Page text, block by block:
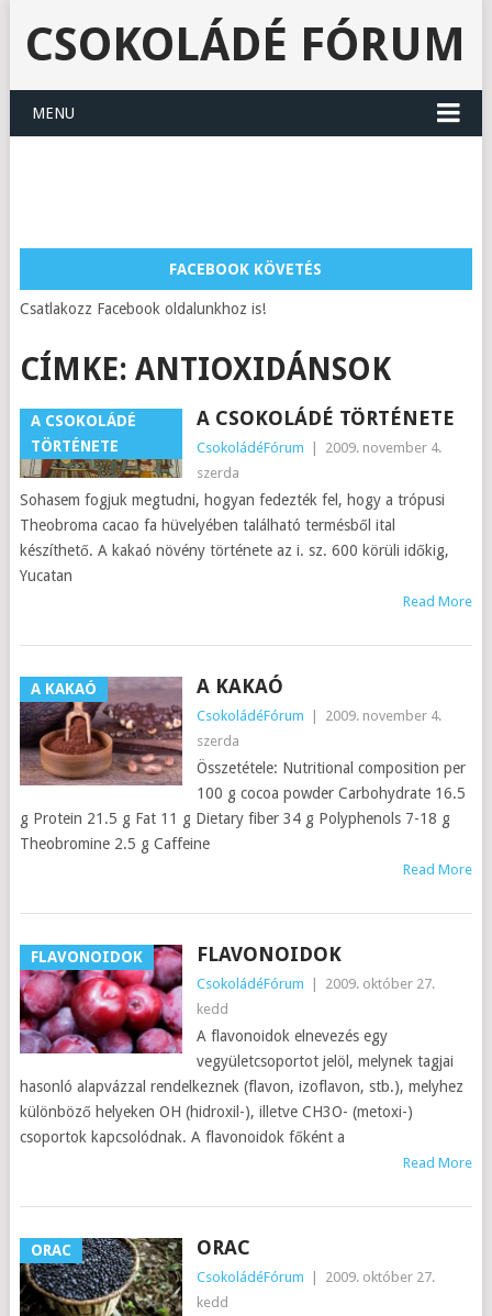
CSOKOLÁDÉ FÓRUM
MENU
FACEBOOK KÖVETÉS
Csatlakozz Facebook oldalunkhoz is!
CÍMKE: ANTIOXIDÁNSOK
A CSOKOLÁDÉ
TÖRTÉNETE
A CSOKOLÁDÉ TÖRTÉNETE
CsokoládéFórum
2009. november 4.
szerda
Sohasem fogjuk megtudni, hogyan fedezték fel, hogy a trópusi
Theobroma cacao fa hüvelyében található termésből ital
készíthető. A kakaó növény története az i. sz. 600 körüli időkig,
Yucatan
Read More
A KAKAÓ A KAKAÓ
CsokoládéFórum
2009. november 4.
szerda
Összetétele: Nutritional composition per
100 g cocoa powder Carbohydrate 16.5
g Protein 21.5 g Fat 11 g Dietary fiber 34 g Polyphenols 7-18 g
Theobromine 2.5 g Caffeine
Read More
FLAVONOIDOK FLAVONOIDOK
CsokoládéFórum
2009. október 27.
kedd
A flavonoidok elnevezés egy
vegyületcsoportot jelöl, melynek tagjai
hasonló alapvázzal rendelkeznek (flavon, izoflavon, stb.), melyhez
különböző helyeken OH (hidroxil-), illetve CH3O- (metoxi-)
csoportok kapcsolódnak. A flavonoidok főként a
Read More
ORAC ORAC
CsokoládéFórum
2009. október 27.
kedd